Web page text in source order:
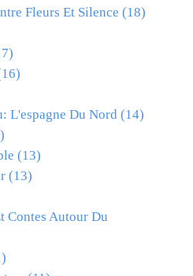
Fleurs Et Silence (18)
L'espagne Du Nord (14)
(13)
(13)
Contes Autour Du